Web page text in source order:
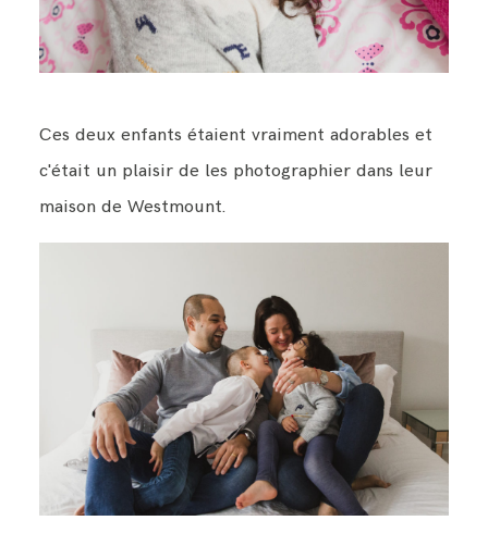
Ces deux enfants étaient vraiment adorables et
c'était un plaisir de les photographier dans leur
maison de Westmount.